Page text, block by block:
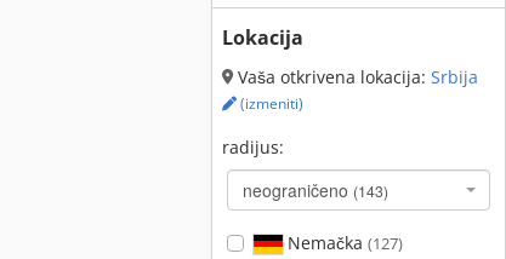
Lokacija
Vaša otkrivena lokacija: Srbija
(izmeniti)
radijus:
neograničeno (143)
Nemačka (127)